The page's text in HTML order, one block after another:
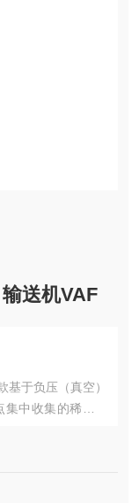
送机VAF
于负压（真空）
中收集的稀相气